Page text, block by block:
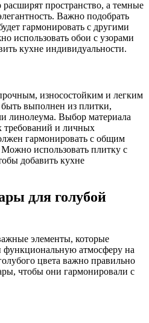
расширят пространство, а темные
Важно подобрать
гармонировать с другими
использовать обои с узорами
кухне индивидуальности.
износостойким и легким
выполнен из плитки,
линолеума. Выбор материала
требований и личных
гармонировать с общим
использовать плитку с
добавить кухне
для голубой
элементы, которые
атмосферу на
цвета важно правильно
чтобы они гармонировали с